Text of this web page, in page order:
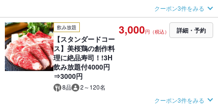
クーポン3件をみる
飲み放題
【スタンダードコー
ス】美桜鶏の創作料
理に絶品寿司！!3H
飲み放題付4000円
⇒3000円
8品 2～120名
3,000円（税込） 詳細・予約
クーポン3件をみる